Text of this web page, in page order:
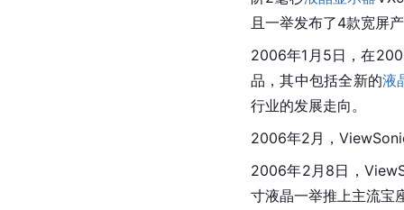
且一举发布了4款宽屏
2006年1月5日，在
品，其中包括全新的液
行业的发展走向。
2006年2月，
2006年2月8日，
寸液晶一举推上主流宝